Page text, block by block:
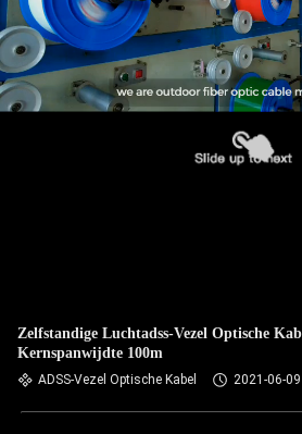
Zelfstandige Luchtadss-Vezel Optische
Kernspanwijdte 100m
ADSS-Vezel Optische Kabel 2021-06-09